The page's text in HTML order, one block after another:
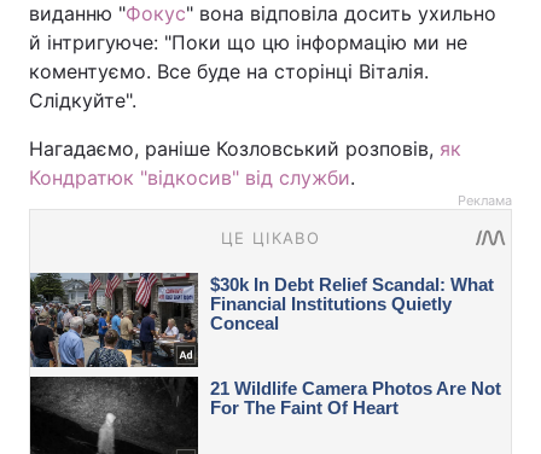
виданню "Фокус" вона відповіла досить ухильно
й інтригуюче: "Поки що цю інформацію ми не
коментуємо. Все буде на сторінці Віталія.
Слідкуйте".
Нагадаємо, раніше Козловський розповів, як
Кондратюк "відкосив" від служби.
Реклама